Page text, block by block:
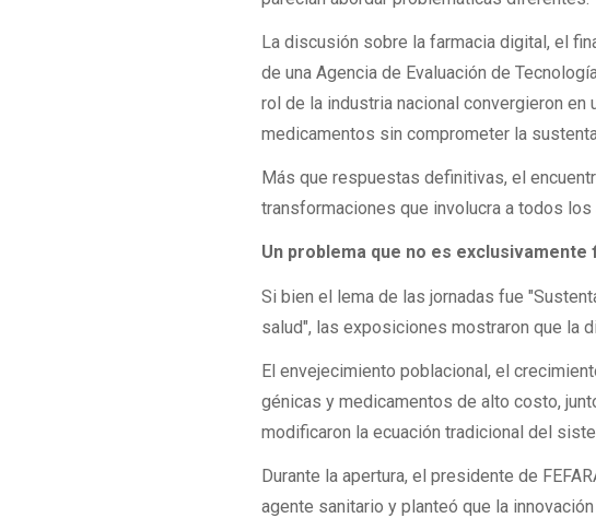
La discusión sobre la farmacia digital, el
de una Agencia de Evaluación de
rol de la industria nacional convergieron
medicamentos sin comprometer la
Más que respuestas definitivas, el
transformaciones que involucra a todos
Un problema que no es exclusivamente
Si bien el lema de las jornadas fue
salud", las exposiciones mostraron que la
El envejecimiento poblacional, el
génicas y medicamentos de alto costo,
modificaron la ecuación tradicional del
Durante la apertura, el presidente de
agente sanitario y planteó que la